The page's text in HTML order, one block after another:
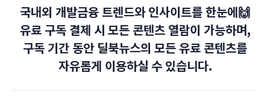
국내외 개발금융 트렌드와 인사이트를 한눈에🙌
유료 구독 결제 시 모든 콘텐츠 열람이 가능하며,
구독 기간 동안 딜북뉴스의 모든 유료 콘텐츠를
자유롭게 이용하실 수 있습니다.